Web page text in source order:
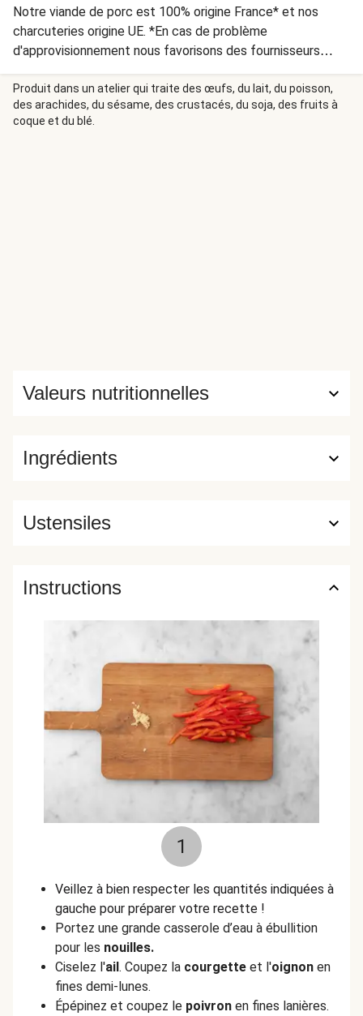
Notre viande de porc est 100% origine France* et nos
charcuteries origine UE. *En cas de problème
d'approvisionnement nous favorisons des fournisseurs
européens de qualité équivalente.
Produit dans un atelier qui traite des œufs, du lait, du poisson,
des arachides, du sésame, des crustacés, du soja, des fruits à
coque et du blé.
Ingrédients
Valeurs nutritionnelles
Ustensiles
Instructions
1
Veillez à bien respecter les quantités indiquées à
gauche pour préparer votre recette !
Portez une grande casserole d’eau à ébullition
pour les nouilles.
Ciselez l'ail. Coupez la courgette et l'oignon en
fines demi-lunes.
Épépinez et coupez le poivron en fines lanières.